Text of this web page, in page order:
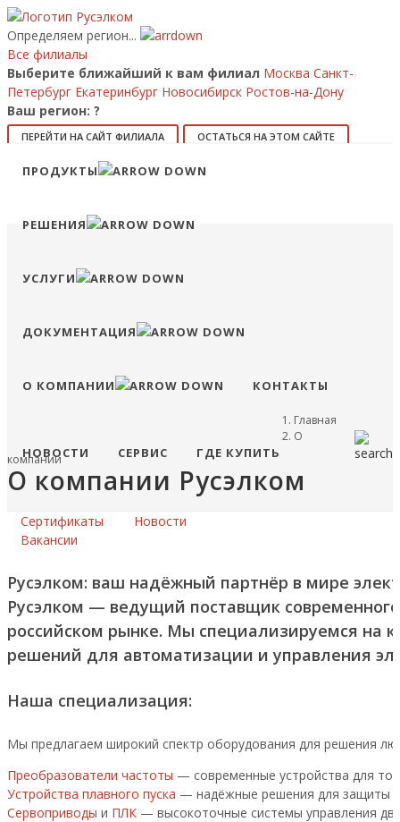
Определяем регион...
Все филиалы
Выберите ближайший к вам филиал Москва Санкт-
Петербург Екатеринбург Новосибирск Ростов-на-Дону
Ваш регион: ?
ПЕРЕЙТИ НА САЙТ ФИЛИАЛА ОСТАТЬСЯ НА ЭТОМ САЙТЕ
Позвонить
Сравнение
ПРОДУКТЫ
РЕШЕНИЯ
УСЛУГИ
ДОКУМЕНТАЦИЯ
О КОМПАНИИ КОНТАКТЫ
НОВОСТИ СЕРВИС ГДЕ КУПИТЬ
Главная
О
компании
О компании Русэлком
Сертификаты
Новости
Вакансии
Русэлком: ваш надёжный партнёр в мире
Русэлком — ведущий поставщик
российском рынке. Мы специализируемся на
решений для автоматизации и управления
Наша специализация:
Мы предлагаем широкий спектр оборудования для решения
Преобразователи частоты — современные устройства для
Устройства плавного пуска — надёжные решения для защиты
Сервоприводы и ПЛК — высокоточные системы управления